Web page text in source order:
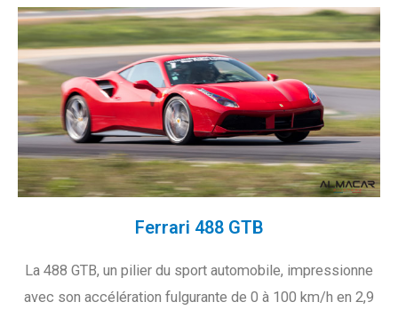
Ferrari 488 GTB
La 488 GTB, un pilier du sport automobile, impressionne
avec son accélération fulgurante de 0 à 100 km/h en 2,9